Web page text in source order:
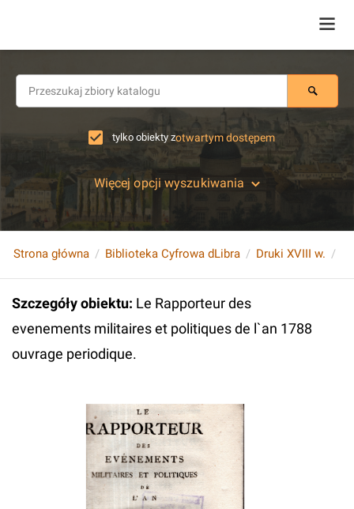
tylko obiekty zotwartym dostępem
Więcej opcji wyszukiwania
Strona główna Biblioteka Cyfrowa dLibra Druki XVIII w.
Szczegóły obiektu: Le Rapporteur des
evenements militaires et politiques de l`an 1788
ouvrage periodique.